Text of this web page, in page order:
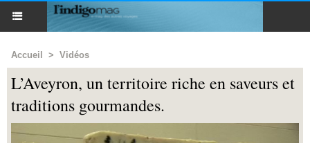
Accueil > Vidéos
L’Aveyron, un territoire riche en saveurs et
traditions gourmandes.